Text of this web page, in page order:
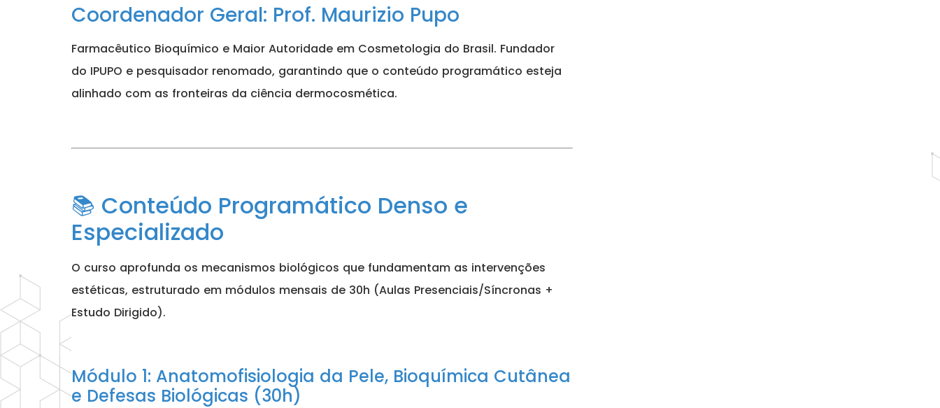
Coordenador Geral: Prof. Maurizio Pupo
Farmacêutico Bioquímico e Maior Autoridade em Cosmetologia do Brasil. Fundador
do IPUPO e pesquisador renomado, garantindo que o conteúdo programático esteja
alinhado com as fronteiras da ciência dermocosmética.
📚 Conteúdo Programático Denso e
Especializado
O curso aprofunda os mecanismos biológicos que fundamentam as intervenções
estéticas, estruturado em módulos mensais de 30h (Aulas Presenciais/Síncronas +
Estudo Dirigido).
Módulo 1: Anatomofisiologia da Pele, Bioquímica Cutânea
e Defesas Biológicas (30h)